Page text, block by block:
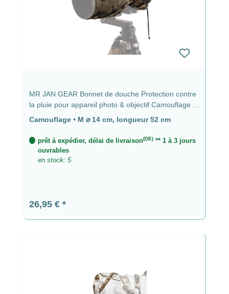
MR JAN GEAR Bonnet de douche Protection contre
la pluie pour appareil photo & objectif Camouflage -
⌀ 14 cm, longueur 52 cm
Camouflage • M ⌀ 14 cm, longueur 52 cm
prêt à expédier, délai de livraison(DE)** 1 à 3 jours
ouvrables
en stock: 5
Prix régulier :
26,95 €